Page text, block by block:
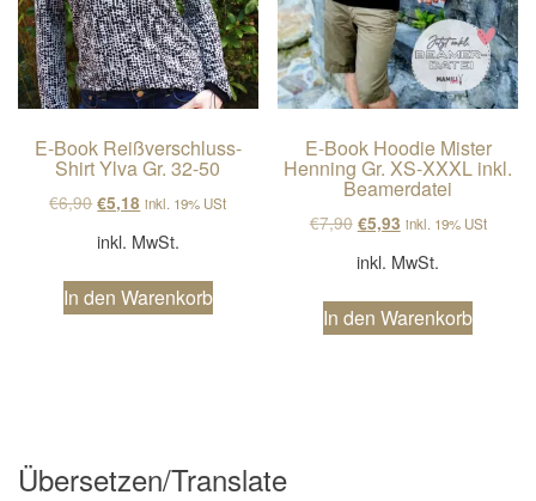
E-Book Reißverschluss-
Shirt Ylva Gr. 32-50
€6,90Ursprünglicher Preis war: €6,90
€5,18 Aktueller Preis ist: €5,18.
inkl. 19% USt
inkl. MwSt.
In den Warenkorb
E-Book Hoodie Mister
Henning Gr. XS-XXXL inkl.
Beamerdatei
€7,90 Ursprünglicher Preis
€5,93Aktueller Preis
inkl. 19% USt
inkl. MwSt.
In den Warenkorb
Übersetzen/Translate